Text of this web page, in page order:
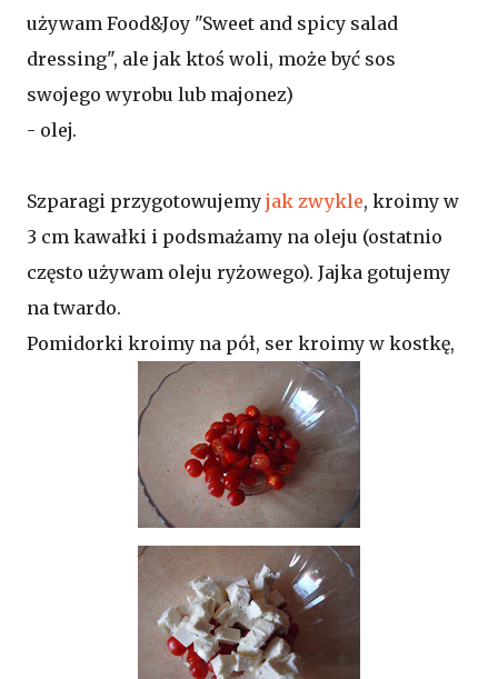
używam Food&Joy "Sweet and spicy salad
dressing", ale jak ktoś woli, może być sos
swojego wyrobu lub majonez)
- olej.
Szparagi przygotowujemy jak zwykle, kroimy w
3 cm kawałki i podsmażamy na oleju (ostatnio
często używam oleju ryżowego). Jajka gotujemy
na twardo.
Pomidorki kroimy na pół, ser kroimy w kostkę,